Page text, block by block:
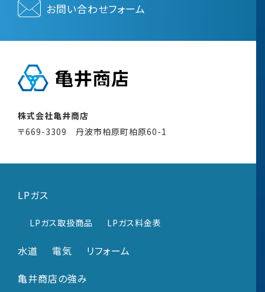
お問い合わせフォーム
株式会社亀井商店
〒669-3309 丹波市柏原町柏原60-1
LPガス
LPガス取扱商品 LPガス料金表
水道 電気
リフォーム
亀井商店の強み